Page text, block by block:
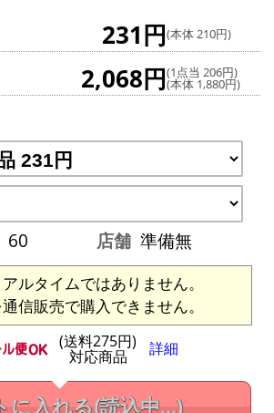
231円(本体 210円)
2,068円(1点当 206円)
(本体 1,880円)
60 店舗 準備無
ルタイムではありません。
信販売で購入できません。
(送料275円)
対応商品 詳細
に入れる(読込中...)